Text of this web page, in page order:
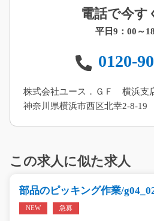
電話で今す
平日9：00～
0120-
株式会社ユース．ＧＦ 横浜支
神奈川県横浜市西区北幸2-8-
この求人に似た求人
部品のピッキング作業/
NEW 急募